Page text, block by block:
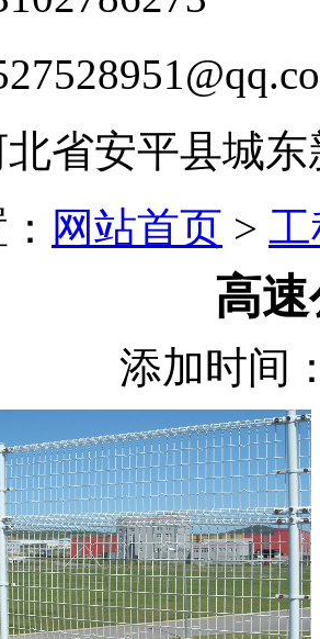
省安平县城
网站首页 >
高
添加时间